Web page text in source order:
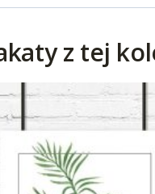
z tej